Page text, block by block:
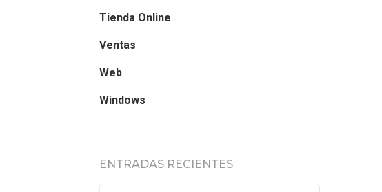
Tienda Online
Ventas
Web
Windows
ENTRADAS RECIENTES